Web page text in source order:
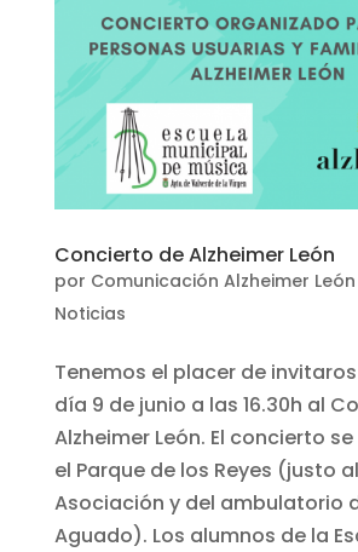
Concierto de Alzheimer León
por Comunicación Alzheimer León
Noticias
Tenemos el placer de
día 9 de junio a las 16.30h al
Alzheimer León. El concierto
el Parque de los Reyes (justo
Asociación y del ambulatorio
Aguado). Los alumnos de la